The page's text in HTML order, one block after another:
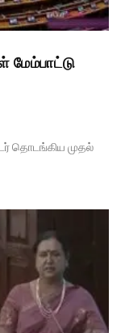
தொடங்கிய முதல்